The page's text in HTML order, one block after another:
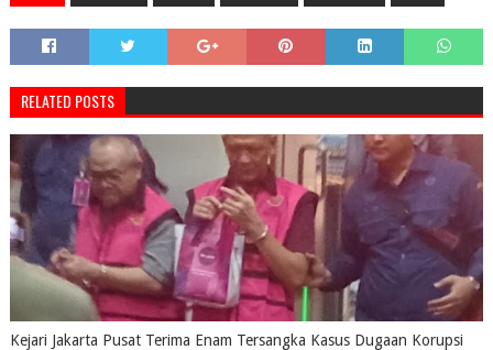
RELATED POSTS
Kejari Jakarta Pusat Terima Enam Tersangka Kasus Dugaan Korupsi